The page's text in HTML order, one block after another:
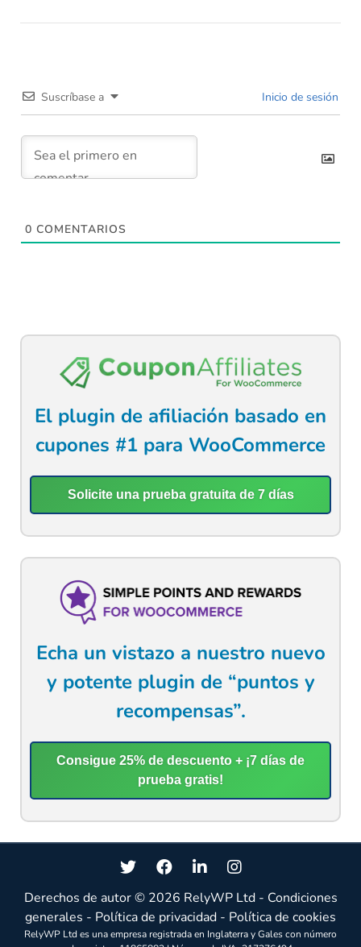
Navegación posterior
Suscríbase a Inicio de sesión
0 COMENTARIOS
El plugin de afiliación basado en
cupones #1 para WooCommerce
Solicite una prueba gratuita de 7 días
Echa un vistazo a nuestro nuevo
y potente plugin de “puntos y
recompensas”.
Consigue 25% de descuento + ¡7 días de
prueba gratis!
Derechos de autor © 2026 RelyWP Ltd- Condiciones
generales - Política de privacidad - Política de cookies
RelyWP Ltd es una empresa registrada en Inglaterra y Gales con número